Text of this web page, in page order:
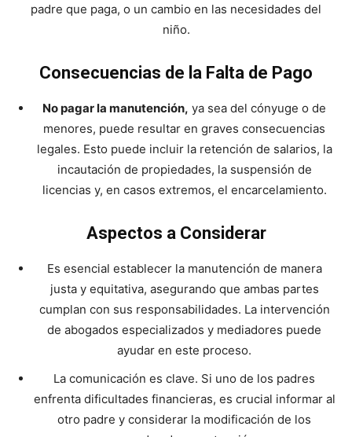
padre que paga, o un cambio en las necesidades del
niño.
Consecuencias de la Falta de Pago
No pagar la manutención, ya sea del cónyuge o de
menores, puede resultar en graves consecuencias
legales. Esto puede incluir la retención de salarios, la
incautación de propiedades, la suspensión de
licencias y, en casos extremos, el encarcelamiento.
Aspectos a Considerar
Es esencial establecer la manutención de manera
justa y equitativa, asegurando que ambas partes
cumplan con sus responsabilidades. La intervención
de abogados especializados y mediadores puede
ayudar en este proceso.
La comunicación es clave. Si uno de los padres
enfrenta dificultades financieras, es crucial informar al
otro padre y considerar la modificación de los